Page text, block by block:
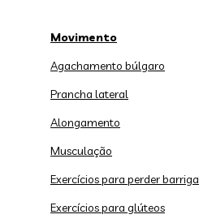
Movimento
Agachamento búlgaro
Prancha lateral
Alongamento
Musculação
Exercícios para perder barriga
Exercícios para glúteos